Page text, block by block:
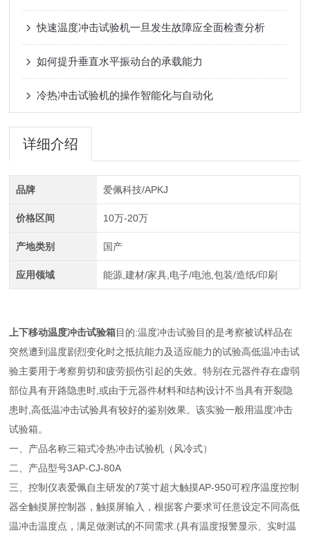
快速温度冲击试验机一旦发生故障应全面检查分析
如何提升垂直水平振动台的承载能力
冷热冲击试验机的操作智能化与自动化
详细介绍
品牌 爱佩科技/APKJ
价格区间 10万-20万
产地类别 国产
应用领域 能源,建材/家具,电子/电池,包装/造纸/印刷
上下移动温度冲击试验箱目的:温度冲击试验目的是考察被试样品在
突然遭到温度剧烈变化时之抵抗能力及适应能力的试验高低温冲击试
验主要用于考察剪切和疲劳损伤引起的失效。特别在元器件存在虚弱
部位具有开路隐患时,或由于元器件材料和结构设计不当具有开裂隐
患时,高低温冲击试验具有较好的鉴别效果。该实验一般用温度冲击
试验箱。
一、产品名称三箱式冷热冲击试验机（风冷式）
二、产品型号3AP-CJ-80A
三、控制仪表爱佩自主研发的7英寸超大触摸AP-950可程序温度控制
器全触摸屏控制器，触摸屏输入，根据客户要求可任意设定不同高低
温冲击温度点，满足做测试的不同需求.(具有温度报警显示、实时温